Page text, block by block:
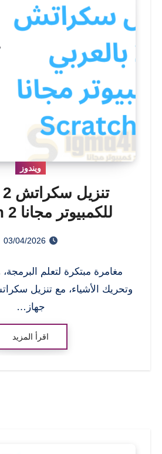
ويندوز
للكمبيوتر مجانا Scratch 2
03/04/2026
مغامرة مبتكرة لتعلم البرمجة،
جهاز…
اقرأ المزيد